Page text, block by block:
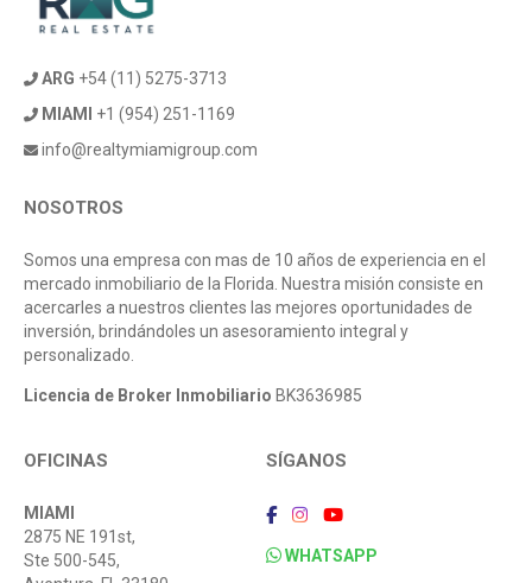
ARG +54 (11) 5275-3713
MIAMI
+1 (954) 251-1169
info@realtymiamigroup.com
NOSOTROS
Somos una empresa con mas de 10 años de experiencia en el
mercado inmobiliario de la Florida. Nuestra misión consiste en
acercarles a nuestros clientes las mejores oportunidades de
inversión, brindándoles un asesoramiento integral y
personalizado.
Licencia de Broker Inmobiliario BK3636985
OFICINAS
MIAMI
2875 NE 191st,
Ste 500-545,
SÍGANOS
WHATSAPP